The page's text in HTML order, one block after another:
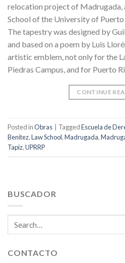
relocation project of Madrugada,
School of the University of Puerto
The tapestry was designed by
and based on a poem by Luis
artistic emblem, not only for the
Piedras Campus, and for Puerto
CONTINUE
Posted inObras TaggedEscuela de
Benítez,Law School,Madrugada,
Tapiz,UPRRP
BUSCADOR
CONTACTO